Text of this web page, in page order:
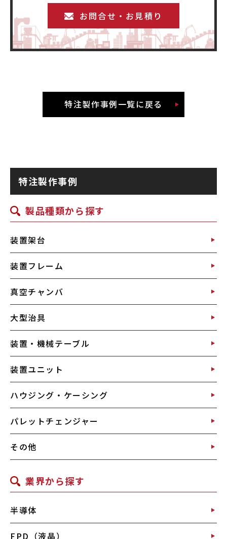
お問合せ・お見積り
特注製作事例一覧に戻る
特注製作事例
製品種類から探す
装置架台
装置フレーム
真空チャンバ
大型治具
装置・機械テーブル
装置ユニット
ハウジング・ケーシング
パレットチェンジャー
その他
業界から探す
半導体
FPD（液晶）